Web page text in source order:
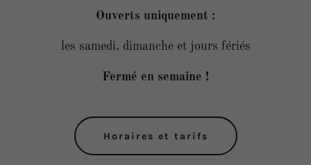
Ouverts uniquement :
les samedi, dimanche et jours fériés
Fermé en semaine !
Horaires et tarifs